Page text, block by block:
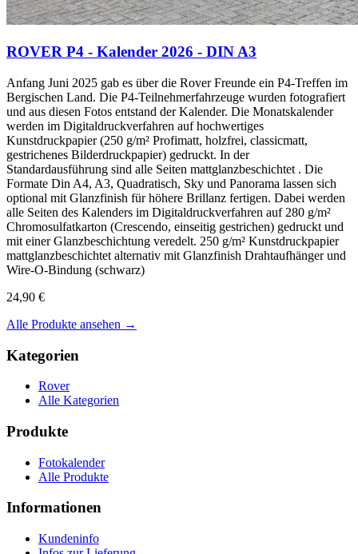
ROVER P4 - Kalender 2026 - DIN A3
Anfang Juni 2025 gab es über die Rover Freunde ein P4-Treffen im
Bergischen Land. Die P4-Teilnehmerfahrzeuge wurden fotografiert
und aus diesen Fotos entstand der Kalender. Die Monatskalender
werden im Digitaldruckverfahren auf hochwertiges
Kunstdruckpapier (250 g/m² Profimatt, holzfrei, classicmatt,
gestrichenes Bilderdruckpapier) gedruckt. In der
Standardausführung sind alle Seiten mattglanzbeschichtet . Die
Formate Din A4, A3, Quadratisch, Sky und Panorama lassen sich
optional mit Glanzfinish für höhere Brillanz fertigen. Dabei werden
alle Seiten des Kalenders im Digitaldruckverfahren auf 280 g/m²
Chromosulfatkarton (Crescendo, einseitig gestrichen) gedruckt und
mit einer Glanzbeschichtung veredelt. 250 g/m² Kunstdruckpapier
mattglanzbeschichtet alternativ mit Glanzfinish Drahtaufhänger und
Wire-O-Bindung (schwarz)
24,90 €
Alle Produkte ansehen →
Kategorien
Rover
Alle Kategorien
Produkte
Fotokalender
Alle Produkte
Informationen
Kundeninfo